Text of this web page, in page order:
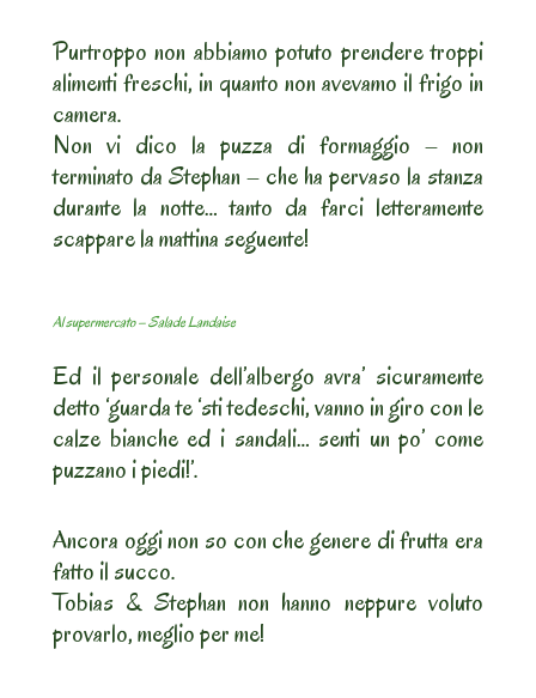
Purtroppo non abbiamo potuto prendere troppi
alimenti freschi, in quanto non avevamo il frigo in
camera.
Non vi dico la puzza di formaggio – non
terminato da Stephan – che ha pervaso la stanza
durante la notte… tanto da farci letteramente
scappare la mattina seguente!
Al supermercato – Salade Landaise
Ed il personale dell’albergo avra’ sicuramente
detto ‘guarda te ‘sti tedeschi, vanno in giro con le
calze bianche ed i sandali… senti un po’ come
puzzano i piedi!’.
Ancora oggi non so con che genere di frutta era
fatto il succo.
Tobias & Stephan non hanno neppure voluto
provarlo, meglio per me!